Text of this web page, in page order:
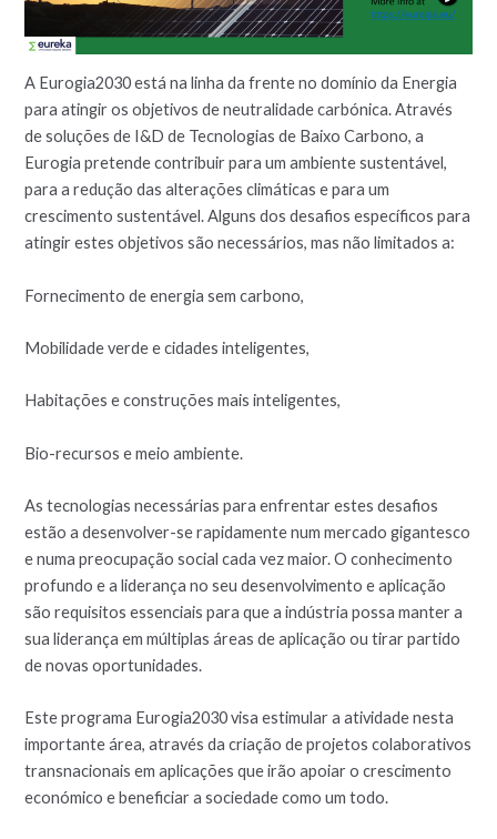
A Eurogia2030 está na linha da frente no domínio da Energia
para atingir os objetivos de neutralidade carbónica. Através
de soluções de I&D de Tecnologias de Baixo Carbono, a
Eurogia pretende contribuir para um ambiente sustentável,
para a redução das alterações climáticas e para um
crescimento sustentável. Alguns dos desafios específicos para
atingir estes objetivos são necessários, mas não limitados a:
Fornecimento de energia sem carbono,
Mobilidade verde e cidades inteligentes,
Habitações e construções mais inteligentes,
Bio-recursos e meio ambiente.
As tecnologias necessárias para enfrentar estes desafios
estão a desenvolver-se rapidamente num mercado gigantesco
e numa preocupação social cada vez maior. O conhecimento
profundo e a liderança no seu desenvolvimento e aplicação
são requisitos essenciais para que a indústria possa manter a
sua liderança em múltiplas áreas de aplicação ou tirar partido
de novas oportunidades.
Este programa Eurogia2030 visa estimular a atividade nesta
importante área, através da criação de projetos colaborativos
transnacionais em aplicações que irão apoiar o crescimento
económico e beneficiar a sociedade como um todo.